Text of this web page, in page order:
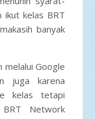
ikut kelas BRT
banyak
melalui Google
juga karena
kelas tetapi
Network